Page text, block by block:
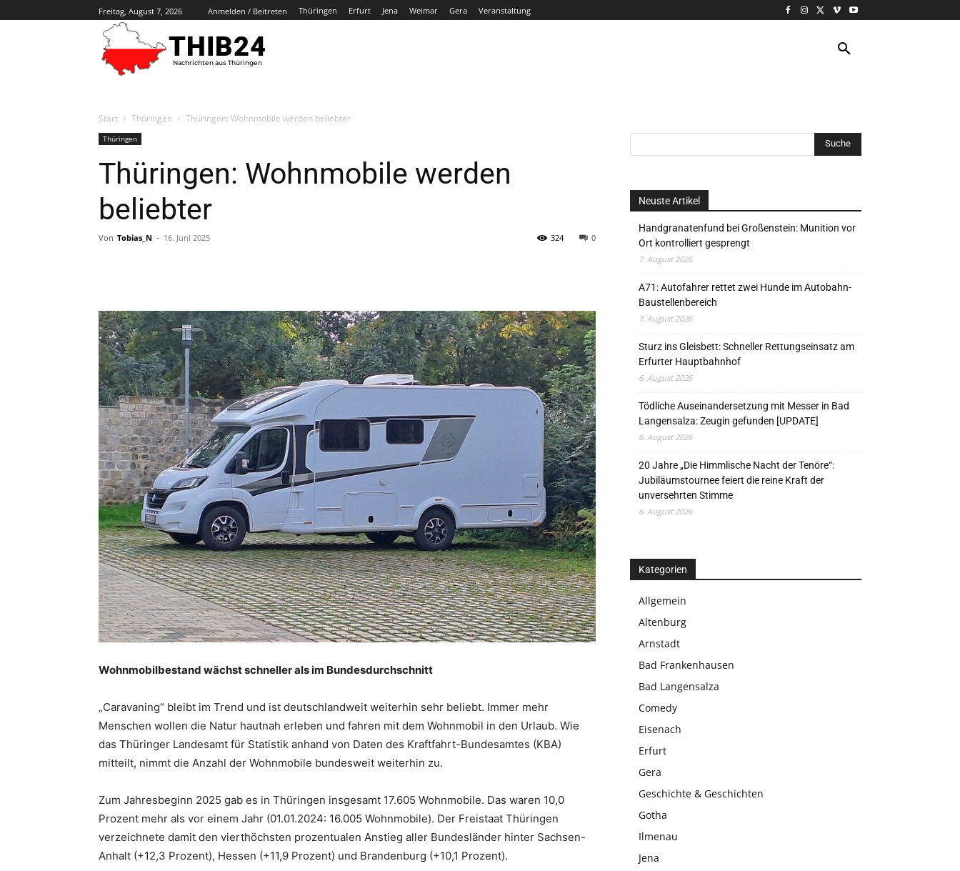
Freitag, August 7, 2026 Anmelden / Beitreten Thüringen Erfurt Jena Weimar Gera Veranstaltung
THIB24
Nachrichten aus Thüringen
Start Thüringen Thüringen: Wohnmobile werden beliebter
Thüringen
Thüringen: Wohnmobile werden
beliebter
Von Tobias_N - 16. Juni 2025 0
324
Wohnmobilbestand wächst schneller als im Bundesdurchschnitt
„Caravaning“ bleibt im Trend und ist deutschlandweit weiterhin sehr beliebt. Immer mehr
Menschen wollen die Natur hautnah erleben und fahren mit dem Wohnmobil in den Urlaub. Wie
das Thüringer Landesamt für Statistik anhand von Daten des Kraftfahrt-Bundesamtes (KBA)
mitteilt, nimmt die Anzahl der Wohnmobile bundesweit weiterhin zu.
Zum Jahresbeginn 2025 gab es in Thüringen insgesamt 17.605 Wohnmobile. Das waren 10,0
Prozent mehr als vor einem Jahr (01.01.2024: 16.005 Wohnmobile). Der Freistaat Thüringen
verzeichnete damit den vierthöchsten prozentualen Anstieg aller Bundesländer hinter Sachsen-
Anhalt (+12,3 Prozent), Hessen (+11,9 Prozent) und Brandenburg (+10,1 Prozent).
Neuste Artikel
Handgranatenfund bei Großenstein: Munition vor
Ort kontrolliert gesprengt
7. August 2026
A71: Autofahrer rettet zwei Hunde im Autobahn-
Baustellenbereich
7. August 2026
Sturz ins Gleisbett: Schneller Rettungseinsatz am
Erfurter Hauptbahnhof
6. August 2026
Tödliche Auseinandersetzung mit Messer in Bad
Langensalza: Zeugin gefunden [UPDATE]
6. August 2026
20 Jahre „Die Himmlische Nacht der Tenöre“:
Jubiläumstournee feiert die reine Kraft der
unversehrten Stimme
6. August 2026
Kategorien
Allgemein
Altenburg
Arnstadt
Bad Frankenhausen
Bad Langensalza
Comedy
Eisenach
Erfurt
Gera
Geschichte & Geschichten
Gotha
Ilmenau
Jena